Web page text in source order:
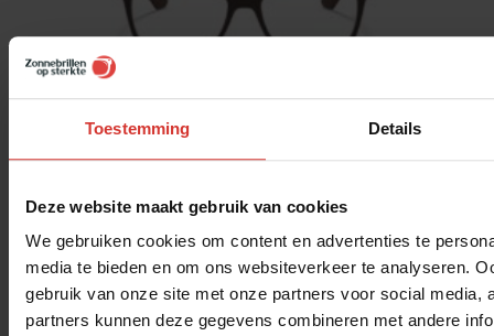
Toestemming Details
Deze website maakt gebruik van cookies
We gebruiken cookies om content en advertenties te
media te bieden en om ons websiteverkeer te analyseren.
gebruik van onze site met onze partners voor social media,
partners kunnen deze gegevens combineren met andere